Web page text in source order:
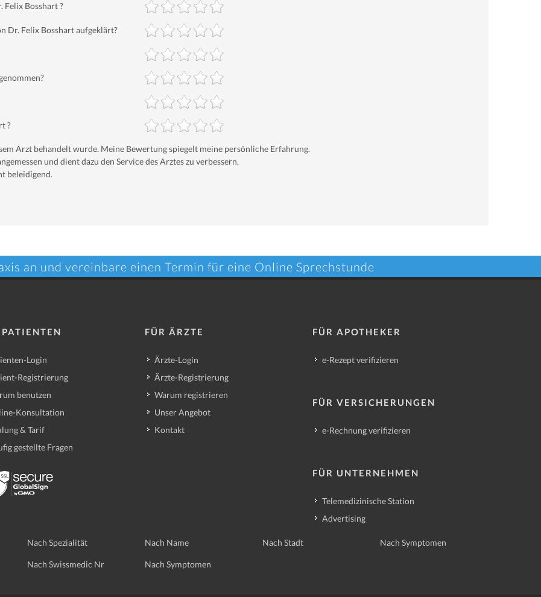
Felix Bosshart ?
Dr. Felix Bosshart aufgeklärt?
?
Arzt behandelt wurde. Meine Bewertung spiegelt meine persönliche Erfahrung.
und dient dazu den Service des Arztes zu verbessern.
beleidigend.
an und vereinbare einen Termin für eine Online Sprechstunde
PATIENTEN
Login
Registrierung
benutzen
Konsultation
& Tarif
gestellte Fragen
FÜR ÄRZTE
Ärzte-Login
Ärzte-Registrierung
Warum registrieren
Unser Angebot
Kontakt
FÜR APOTHEKER
e-Rezept verifizieren
FÜR VERSICHERUNGEN
e-Rechnung verifizieren
FÜR UNTERNEHMEN
Telemedizinische Station
Advertising
Nach Spezialität Nach Name Nach Stadt Nach Symptomen
Nach Swissmedic Nr Nach Symptomen